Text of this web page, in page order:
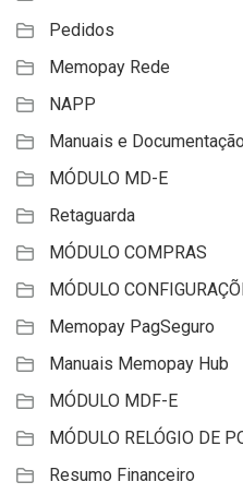
Pedidos
Memopay Rede
NAPP
Manuais e Documentação
MÓDULO MD-E
Retaguarda
MÓDULO COMPRAS
MÓDULO
Memopay PagSeguro
Manuais Memopay Hub
MÓDULO MDF-E
MÓDULO RELÓGIO DE
Resumo Financeiro